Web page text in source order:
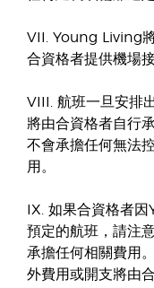
VII. Young Living
合資格者提供機場
VIII. 航班一旦安排
將由合資格者自行
不會承擔任何無法
用。
IX. 如果合資格者
預定的航班，請注
承擔任何相關費用
外費用或開支將由